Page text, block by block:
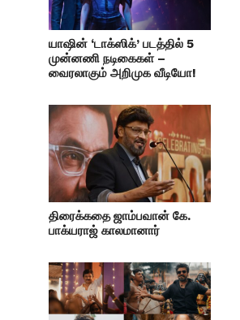
யாஷின் ‘டாக்ஸிக்’ படத்தில் 5
முன்னணி நடிகைகள் –
வைரலாகும் அறிமுக வீடியோ!
திரைக்கதை ஜாம்பவான் கே.
பாக்யராஜ் காலமானார்